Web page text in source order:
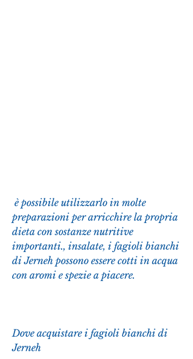
preparazioni per arricchire la propria
dieta con sostanze nutritive
importanti., insalate, i fagioli bianchi
di Jerneh possono essere cotti in acqua
con aromi e spezie a piacere.
Dove acquistare i fagioli bianchi di
Jerneh